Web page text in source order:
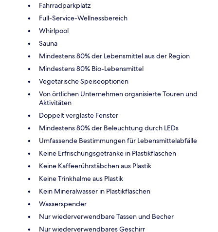
Fahrradparkplatz
Full-Service-Wellnessbereich
Whirlpool
Sauna
Mindestens 80% der Lebensmittel aus der Region
Mindestens 80% Bio-Lebensmittel
Vegetarische Speiseoptionen
Von örtlichen Unternehmen organisierte Touren und
Aktivitäten
Doppelt verglaste Fenster
Mindestens 80% der Beleuchtung durch LEDs
Umfassende Bestimmungen für Lebensmittelabfälle
Keine Erfrischungsgetränke in Plastikflaschen
Keine Kaffeerührstäbchen aus Plastik
Keine Trinkhalme aus Plastik
Kein Mineralwasser in Plastikflaschen
Wasserspender
Nur wiederverwendbare Tassen und Becher
Nur wiederverwendbares Geschirr